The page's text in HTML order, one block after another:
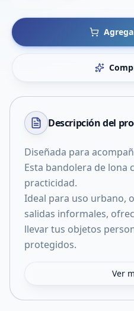
Descripción del
Diseñada para
Esta bandolera de lona
practicidad.
Ideal para uso urbano,
salidas informales,
llevar tus objetos
protegidos.
Ver